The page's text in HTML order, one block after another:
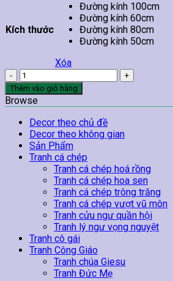
Kích thước
Đường kính 100cm
Đường kính 60cm
Đường kính 80cm
Đường kính 50cm
Xóa
Tranh
Hoa
Sen
Treo
Tường
02
số
lượng
Thêm vào giỏ hàng
Browse
Decor theo chủ đề
Decor theo không gian
Sản Phẩm
Tranh cá chép
Tranh cá chép hoá rồng
Tranh cá chép hoa sen
Tranh cá chép trông trăng
Tranh cá chép vượt vũ môn
Tranh cửu ngư quần hội
Tranh lý ngư vọng nguyệt
Tranh cô gái
Tranh Công Giáo
Tranh chúa Giesu
Tranh Đức Mẹ